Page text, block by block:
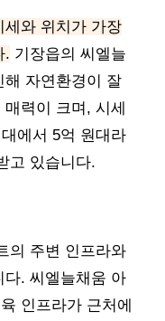
세와 위치가 가장
. 기장읍의 씨엘늘
자연환경이 잘
력이 크며, 시세
에서 5억 원대라
고 있습니다.
의 주변 인프라와
다. 씨엘늘채움 아
인프라가 근처에